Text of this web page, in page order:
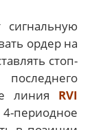
сигнальную
ордер на
стоп-
линия RVI